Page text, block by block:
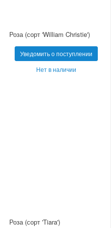
Роза (сорт 'William Christie')
Уведомить о поступлении
Нет в наличии
Роза (сорт 'Tiara')